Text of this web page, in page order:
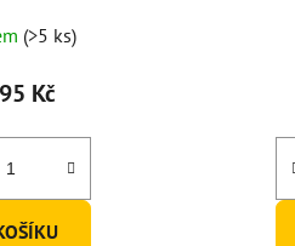
(>5 ks)
Kč